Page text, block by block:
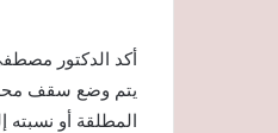
أكد الدكتور
يتم وضع سقف
المطلقة أو نسبته